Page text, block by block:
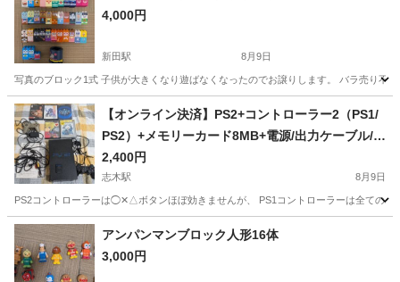
4,000円
新田駅 8月9日
写真のブロック1式 子供が大きくなり遊ばなくなったのでお譲りします。 バラ売り不
埼玉 草加市 新田駅 おもちゃ
【オンライン決済】PS2+コントローラー2（PS1/
PS2）+メモリーカード8MB+電源/出力ケーブル/P
SPアダプター/取扱説明書+ソフト数点
2,400円
志木駅 8月9日
PS2コントローラーは◯✕△ボタンほぼ効きませんが、 PS1コントローラーは全てのボ
埼玉 さいたま市 志木駅 テレビゲーム
アンパンマンブロック人形16体
3,000円